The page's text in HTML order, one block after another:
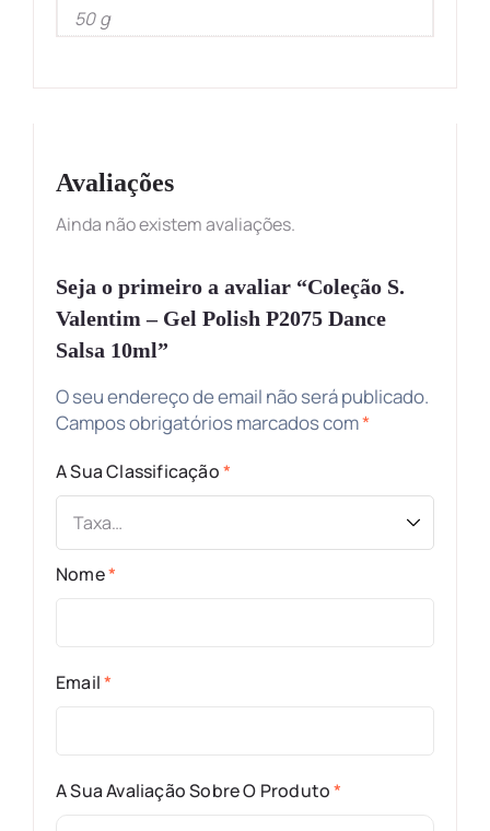
50 g
Avaliações
Ainda não existem avaliações.
Seja o primeiro a avaliar “Coleção S.
Valentim – Gel Polish P2075 Dance
Salsa 10ml”
O seu endereço de email não será publicado.
Campos obrigatórios marcados com*
A Sua Classificação*
A Sua Avaliação Sobre O Produto*
Nome*
Email*